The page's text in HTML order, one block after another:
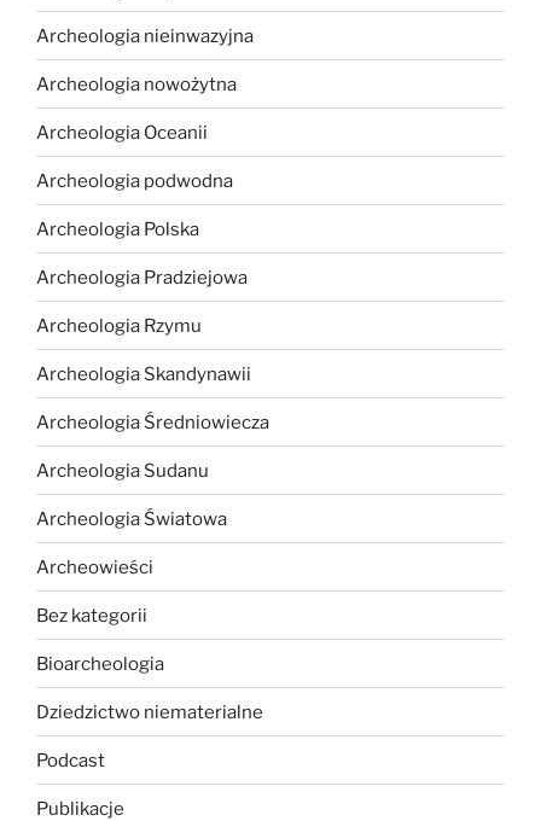
Archeologia nieinwazyjna
Archeologia nowożytna
Archeologia Oceanii
Archeologia podwodna
Archeologia Polska
Archeologia Pradziejowa
Archeologia Rzymu
Archeologia Skandynawii
Archeologia Średniowiecza
Archeologia Sudanu
Archeologia Światowa
Archeowieści
Bez kategorii
Bioarcheologia
Dziedzictwo niematerialne
Podcast
Publikacje